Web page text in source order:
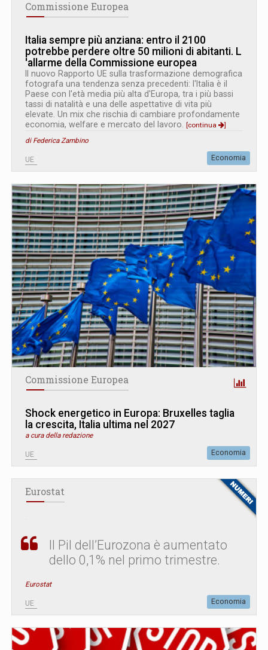
Commissione Europea
Italia sempre più anziana: entro il 2100
potrebbe perdere oltre 50 milioni di abitanti. L
'allarme della Commissione europea
Il nuovo Rapporto UE sulla trasformazione demografica
fotografa una tendenza senza precedenti: l'Italia è il
Paese con l'età media più alta d'Europa, tra i più bassi
tassi di natalità e una delle aspettative di vita più
elevate. Un mix che rischia di cambiare profondamente
economia, welfare e mercato del lavoro.
[continua
]
di Federica Zambino
UE Economia
Commissione Europea
Shock energetico in Europa: Bruxelles taglia
la crescita, Italia ultima nel 2027
a cura della redazione
UE Economia
Eurostat
Il Pil dell’Eurozona è aumentato
dello 0,1% nel primo trimestre.
Eurostat
UE Economia